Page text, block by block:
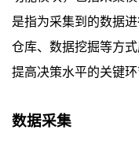
是指为采集到的数据
仓库、数据挖掘等方
提高决策水平的关键环
数据采集